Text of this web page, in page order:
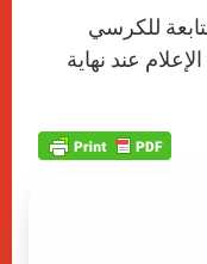
للكرسي
عند نهاية